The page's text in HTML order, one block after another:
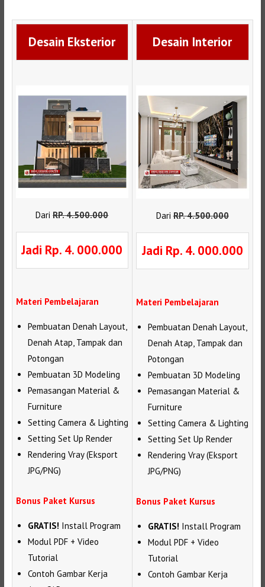
Desain Eksterior
DariRP.4.500.000
Jadi Rp. 4. 000.000
Materi Pembelajaran
Pembuatan Denah Layout,
Denah Atap, Tampak dan
Potongan
Pembuatan 3D Modeling
Pemasangan Material &
Furniture
Setting Camera & Lighting
Setting Set Up Render
Rendering Vray (Eksport
JPG/PNG)
Bonus Paket Kursus
GRATIS! Install Program
Modul PDF + Video
Tutorial
Contoh Gambar Kerja
Desain Interior
DariRP.4.500.000
Jadi Rp. 4. 000.000
Materi Pembelajaran
Pembuatan Denah Layout,
Denah Atap, Tampak dan
Potongan
Pembuatan 3D Modeling
Pemasangan Material &
Furniture
Setting Camera & Lighting
Setting Set Up Render
Rendering Vray (Eksport
JPG/PNG)
Bonus Paket Kursus
GRATIS! Install Program
Modul PDF + Video
Tutorial
Contoh Gambar Kerja